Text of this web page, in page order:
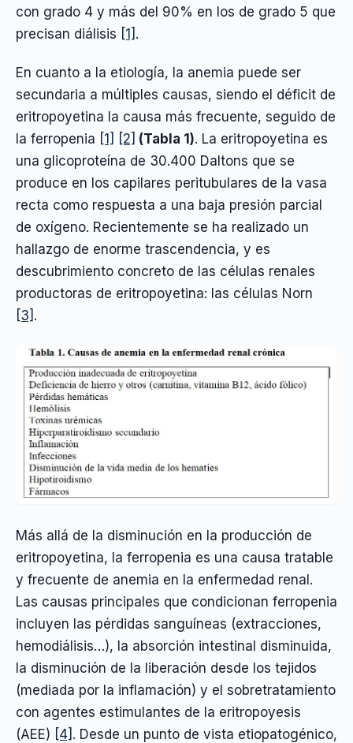
con grado 4 y más del 90% en los de grado 5 que
precisan diálisis [1] .
En cuanto a la etiología, la anemia puede ser
secundaria a múltiples causas, siendo el déficit de
eritropoyetina la causa más frecuente, seguido de
la ferropenia [1] [2] (Tabla 1). La eritropoyetina es
una glicoproteína de 30.400 Daltons que se
produce en los capilares peritubulares de la vasa
recta como respuesta a una baja presión parcial
de oxígeno. Recientemente se ha realizado un
hallazgo de enorme trascendencia, y es
descubrimiento concreto de las células renales
productoras de eritropoyetina: las células Norn
[3] .
Más allá de la disminución en la producción de
eritropoyetina, la ferropenia es una causa tratable
y frecuente de anemia en la enfermedad renal.
Las causas principales que condicionan ferropenia
incluyen las pérdidas sanguíneas (extracciones,
hemodiálisis…), la absorción intestinal disminuida,
la disminución de la liberación desde los tejidos
(mediada por la inflamación) y el sobretratamiento
con agentes estimulantes de la eritropoyesis
(AEE) [4] . Desde un punto de vista etiopatogénico,